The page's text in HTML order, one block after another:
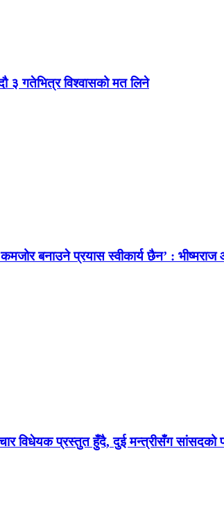
३ गतेभित्र विश्वासको मत लिने
कमजोर बनाउने प्रयास स्वीकार्य छैन’ :
विधेयक प्रस्तुत हुँदै, दुई मन्त्रीसँग सांसदको